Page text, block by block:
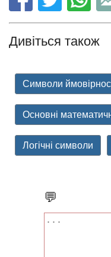
Дивіться також
Символи
Основні
Логічні символи
💬